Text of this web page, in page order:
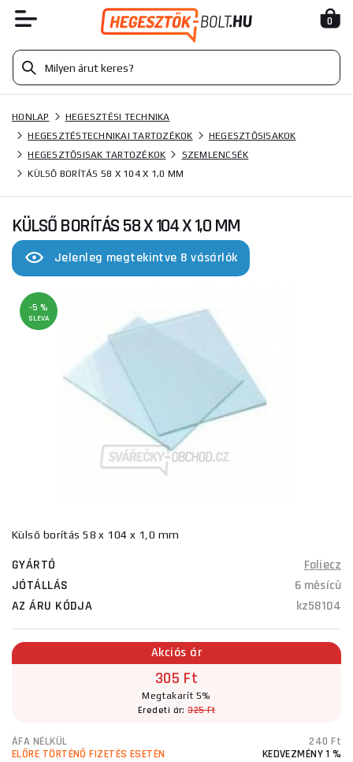
0
HONLAP
HEGESZTÉSI TECHNIKA
HEGESZTÉSTECHNIKAI TARTOZÉKOK
HEGESZTŐSISAKOK
HEGESZTŐSISAK TARTOZÉKOK
SZEMLENCSÉK
KÜLSŐ BORÍTÁS 58 X 104 X 1,0 MM
KÜLSŐ BORÍTÁS 58 X 104 X 1,0 MM
Jelenleg megtekintve 8 vásárlók
-5 %
SLEVA
Külső borítás 58 x 104 x 1,0 mm
GYÁRTÓ
Foliecz
JÓTÁLLÁS
6 měsíců
AZ ÁRU KÓDJA
kz58104
Akciós ár
305 Ft
Megtakarít 5%
Eredeti ár:325 Ft
ÁFA NÉLKÜL
240 Ft
ELŐRE TÖRTÉNŐ FIZETÉS ESETÉN
KEDVEZMÉNY 1 %